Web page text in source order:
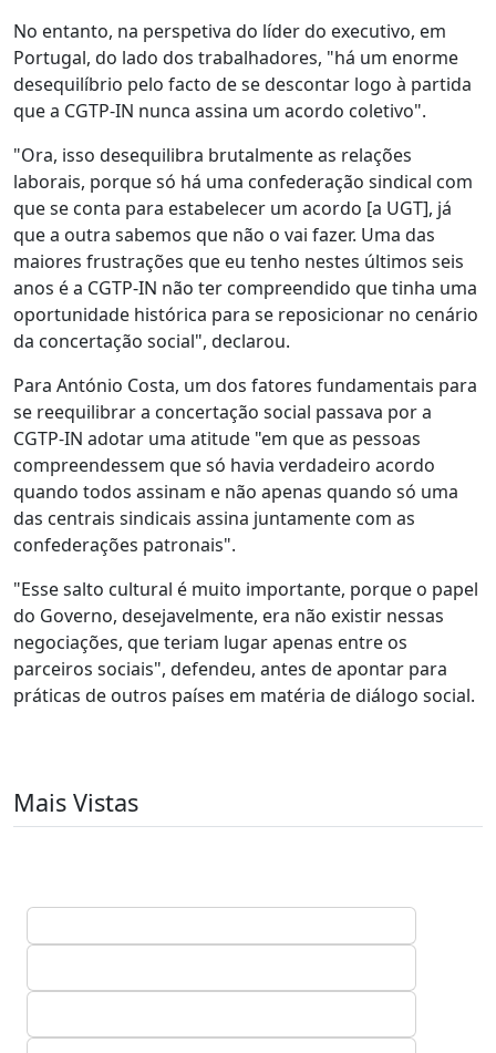
No entanto, na perspetiva do líder do executivo, em
Portugal, do lado dos trabalhadores, "há um enorme
desequilíbrio pelo facto de se descontar logo à partida
que a CGTP-IN nunca assina um acordo coletivo".
"Ora, isso desequilibra brutalmente as relações
laborais, porque só há uma confederação sindical com
que se conta para estabelecer um acordo [a UGT], já
que a outra sabemos que não o vai fazer. Uma das
maiores frustrações que eu tenho nestes últimos seis
anos é a CGTP-IN não ter compreendido que tinha uma
oportunidade histórica para se reposicionar no cenário
da concertação social", declarou.
Para António Costa, um dos fatores fundamentais para
se reequilibrar a concertação social passava por a
CGTP-IN adotar uma atitude "em que as pessoas
compreendessem que só havia verdadeiro acordo
quando todos assinam e não apenas quando só uma
das centrais sindicais assina juntamente com as
confederações patronais".
"Esse salto cultural é muito importante, porque o papel
do Governo, desejavelmente, era não existir nessas
negociações, que teriam lugar apenas entre os
parceiros sociais", defendeu, antes de apontar para
práticas de outros países em matéria de diálogo social.
Mais Vistas